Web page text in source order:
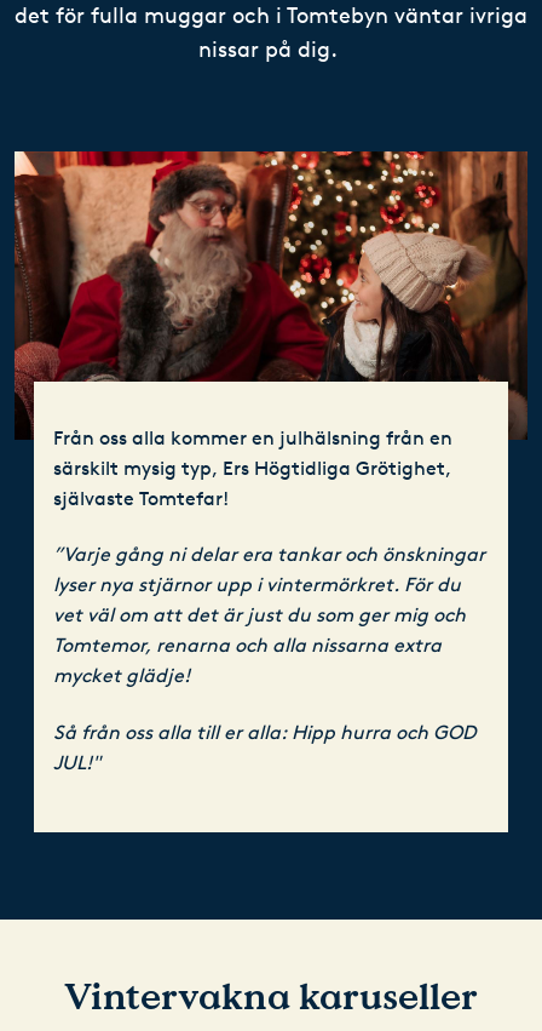
det för fulla muggar och i Tomtebyn väntar ivriga
nissar på dig.
Från oss alla kommer en julhälsning från en
särskilt mysig typ, Ers Högtidliga Grötighet,
självaste Tomtefar!
”Varje gång ni delar era tankar och önskningar
lyser nya stjärnor upp i vintermörkret. För du
vet väl om att det är just du som ger mig och
Tomtemor, renarna och alla nissarna extra
mycket glädje!
Så från oss alla till er alla: Hipp hurra och GOD
JUL!"
Vintervakna karuseller